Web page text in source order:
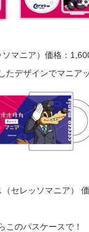
マニア）価格：
たデザインでマニア
セレッソマニア）
このパスケースで！